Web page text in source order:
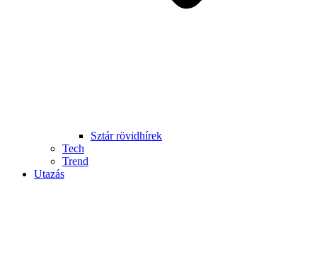
Sztár rövidhírek
Tech
Trend
Utazás